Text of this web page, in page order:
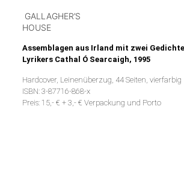
GALLAGHER’S
HOUSE
Assemblagen aus Irland mit zwei
Lyrikers Cathal Ó Searcaigh, 1995
Hardcover, Leinenüberzug, 44 Seiten, vierfarbig
ISBN: 3-87716-868-x
Preis: 15,- € + 3,- € Verpackung und Porto